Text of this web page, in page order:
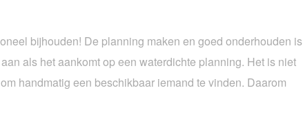
bijhouden! De planning maken en goed onderhouden is
als het aankomt op een waterdichte planning. Het is niet
handmatig een beschikbaar iemand te vinden. Daarom